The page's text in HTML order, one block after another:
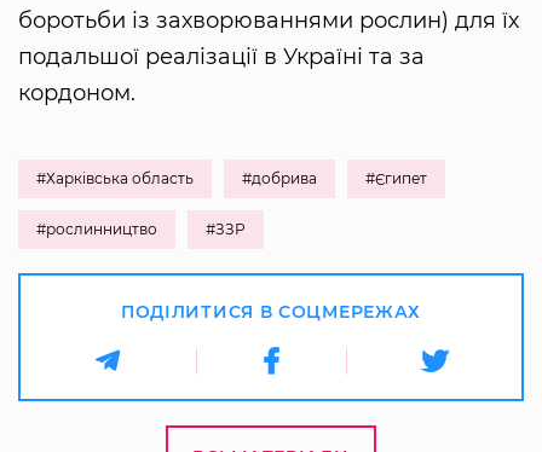
боротьби із захворюваннями рослин) для їх
подальшої реалізації в Україні та за
кордоном.
#Харківська область #добрива #Єгипет
#рослинництво #ЗЗР
ПОДІЛИТИСЯ В СОЦМЕРЕЖАХ